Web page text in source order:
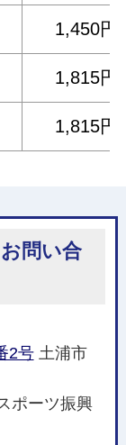
1,450円
1,815円
1,815円
問い合
2号土浦市
ポーツ振興